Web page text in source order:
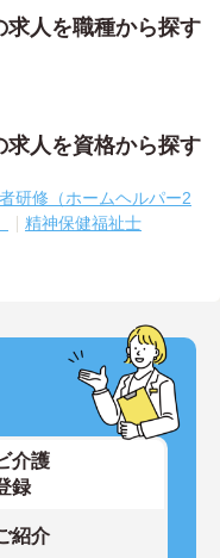
人を職種から探す
人を資格から探す
研修（ホームヘルパー2
精神保健福祉士
介護
録
紹介